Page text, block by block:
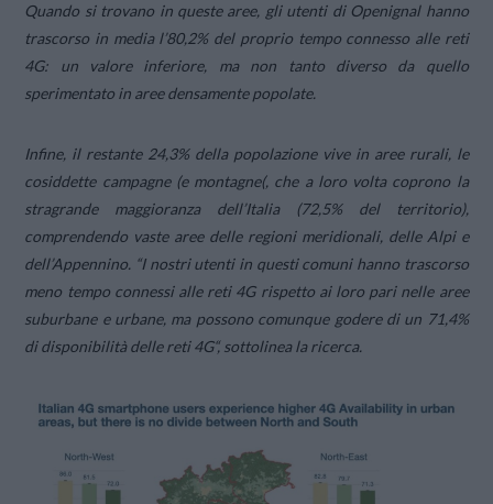
Quando si trovano in queste aree, gli utenti di Openignal hanno
trascorso in media l’80,2% del proprio tempo connesso alle reti
4G: un valore inferiore, ma non tanto diverso da quello
sperimentato in aree densamente popolate.
Infine, il restante 24,3% della popolazione vive in aree rurali, le
cosiddette campagne (e montagne(, che a loro volta coprono la
stragrande maggioranza dell’Italia (72,5% del territorio),
comprendendo vaste aree delle regioni meridionali, delle Alpi e
dell’Appennino. “I nostri utenti in questi comuni hanno trascorso
meno tempo connessi alle reti 4G rispetto ai loro pari nelle aree
suburbane e urbane, ma possono comunque godere di un 71,4%
di disponibilità delle reti 4G“, sottolinea la ricerca.